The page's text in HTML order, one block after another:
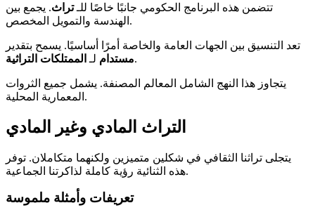
تتضمن هذه البرنامج الحكومي جانبًا خاصًا للـتراث. يجمع بين
الهندسة والتمويل المخصص.
تعد التنسيق بين الجهات العامة والخاصة أمرًا أساسيًا. يسمح بتقدير
مستدام لـ الممتلكات التراثية .
يتجاوز هذا النهج الشامل المعالم المصنفة. يشمل جميع الثروات
المعمارية المحلية.
التراث المادي وغير المادي
يتجلى تراثنا الثقافي في شكلين متميزين ولكنهما متكاملان. توفر
هذه الثنائية رؤية كاملة لذاكرتنا الجماعية.
تعريفات وأمثلة ملموسة